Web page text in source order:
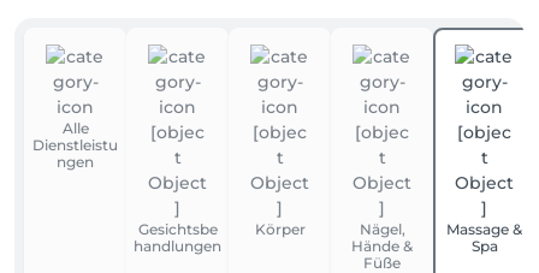
Meisterin und emotionale Coachin – und begleite Sie
auf Ihrer Reise zu mehr Balance, Selbstliebe und
innerer Stärke.
Bei Amo Mi Cuerpo erwarten Sie:
Achtsame Ritual-Behandlungen:
Schönheitsbehandlungen, Massagen und
Energiearbeit, die Körper und Seele nähren
Alle
Dienstleistu
ngen
Gesichtsbe
handlungen
Körper
Nägel,
Hände &
Füße
Massage &
Spa